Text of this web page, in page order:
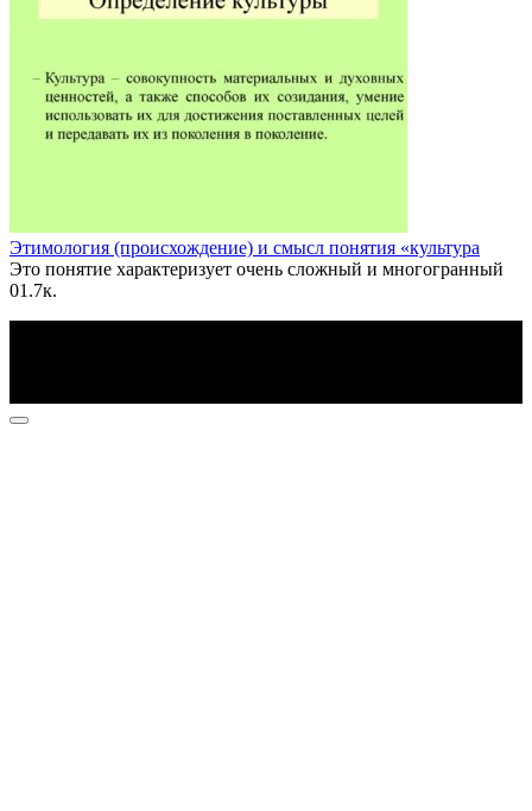
Этимология (происхождение) и смысл понятия «культура
Это понятие характе­ризует очень сложный и многогранный
01.7к.